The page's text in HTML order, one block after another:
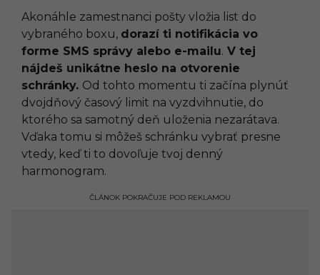
Akonáhle zamestnanci pošty vložia list do
vybraného boxu, dorazí ti notifikácia vo
forme SMS správy alebo e-mailu. V tej
nájdeš unikátne heslo na otvorenie
schránky. Od tohto momentu ti začína plynúť
dvojdňový časový limit na vyzdvihnutie, do
ktorého sa samotný deň uloženia nezarátava.
Vďaka tomu si môžeš schránku vybrať presne
vtedy, keď ti to dovoľuje tvoj denný
harmonogram.
ČLÁNOK POKRAČUJE POD REKLAMOU